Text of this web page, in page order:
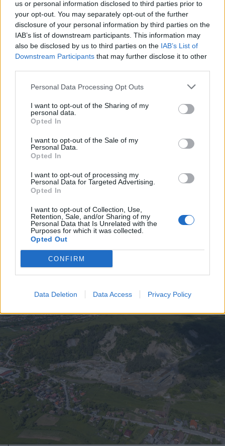
us or personal information disclosed to third parties prior to
your opt-out. You may separately opt-out of the further
disclosure of your personal information by third parties on the
IAB’s list of downstream participants. This information may
also be disclosed by us to third parties on the IAB’s List of
Downstream Participants that may further disclose it to other
Personal Data Processing Opt Outs
I want to opt-out of the Sharing of my
personal data.
Opted In
I want to opt-out of the Sale of my
Personal Data.
Opted In
I want to opt-out of processing my
Personal Data for Targeted Advertising.
Opted In
I want to opt-out of Collection, Use,
Retention, Sale, and/or Sharing of my
Personal Data that Is Unrelated with the
Purposes for which it was collected.
Opted Out
CONFIRM
Data Deletion Data Access Privacy Policy
Nagyborosnyóra az Ökumenikus
Segélyszervezet
2025. június 03., kedd
ENSZ: ki kell vizsgálni a civilek
állítólagos gázai lemészárlását